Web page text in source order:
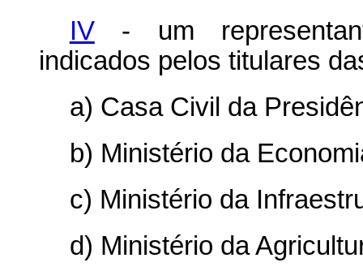
IV- um
indicados pelos titulares
a) Casa Civil da
b) Ministério da
c) Ministério da
d) Ministério da